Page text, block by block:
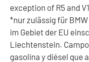
exception of R5 and
*nur zulässig für
im Gebiet der EU
Liechtenstein.
gasolina y diésel que